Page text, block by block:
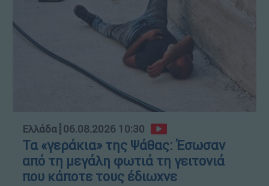
Ελλάδα┋06.08.2026 10:30
Τα «γεράκια» της Ψάθας: Έσωσαν
από τη μεγάλη φωτιά τη γειτονιά
που κάποτε τους έδιωχνε